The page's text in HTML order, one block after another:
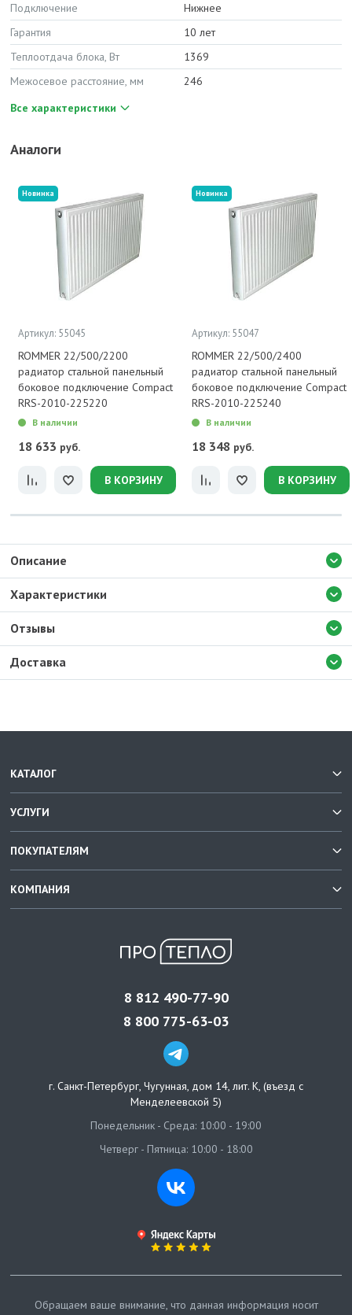
Подключение
Нижнее
Гарантия
10 лет
Теплоотдача блока, Вт
1369
Межосевое расстояние, мм
246
Все характеристики
Аналоги
Новинка
Артикул: 55045
ROMMER 22/500/2200
радиатор стальной панельный
боковое подключение Compact
RRS-2010-225220
В наличии
18 633 руб.
В КОРЗИНУ
Новинка
Артикул: 55047
ROMMER 22/500/2400
радиатор стальной панельный
боковое подключение Compact
RRS-2010-225240
В наличии
18 348 руб.
В КОРЗИНУ
Доставка
Описание
Характеристики
Отзывы
КАТАЛОГ
УСЛУГИ
ПОКУПАТЕЛЯМ
КОМПАНИЯ
8 812 490-77-90
8 800 775-63-03
г. Санкт-Петербург, Чугунная, дом 14, лит. К, (въезд с
Менделеевской 5)
Понедельник - Среда: 10:00 - 19:00
Четверг - Пятница: 10:00 - 18:00
Обращаем ваше внимание, что данная информация носит